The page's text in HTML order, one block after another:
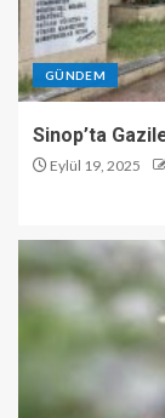
GÜNDEM
Sinop’ta
Eylül 19, 2025